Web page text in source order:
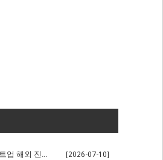
🌍 경기 AI 스타트업 해외 진출 판... [2026-07-10]